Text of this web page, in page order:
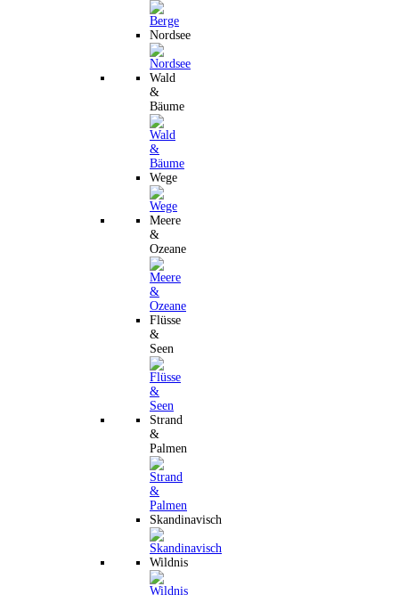
Nordsee
Wald
&
Bäume
Wege
Meere
&
Ozeane
Flüsse
&
Seen
Strand
&
Palmen
Skandinavisch
Wildnis